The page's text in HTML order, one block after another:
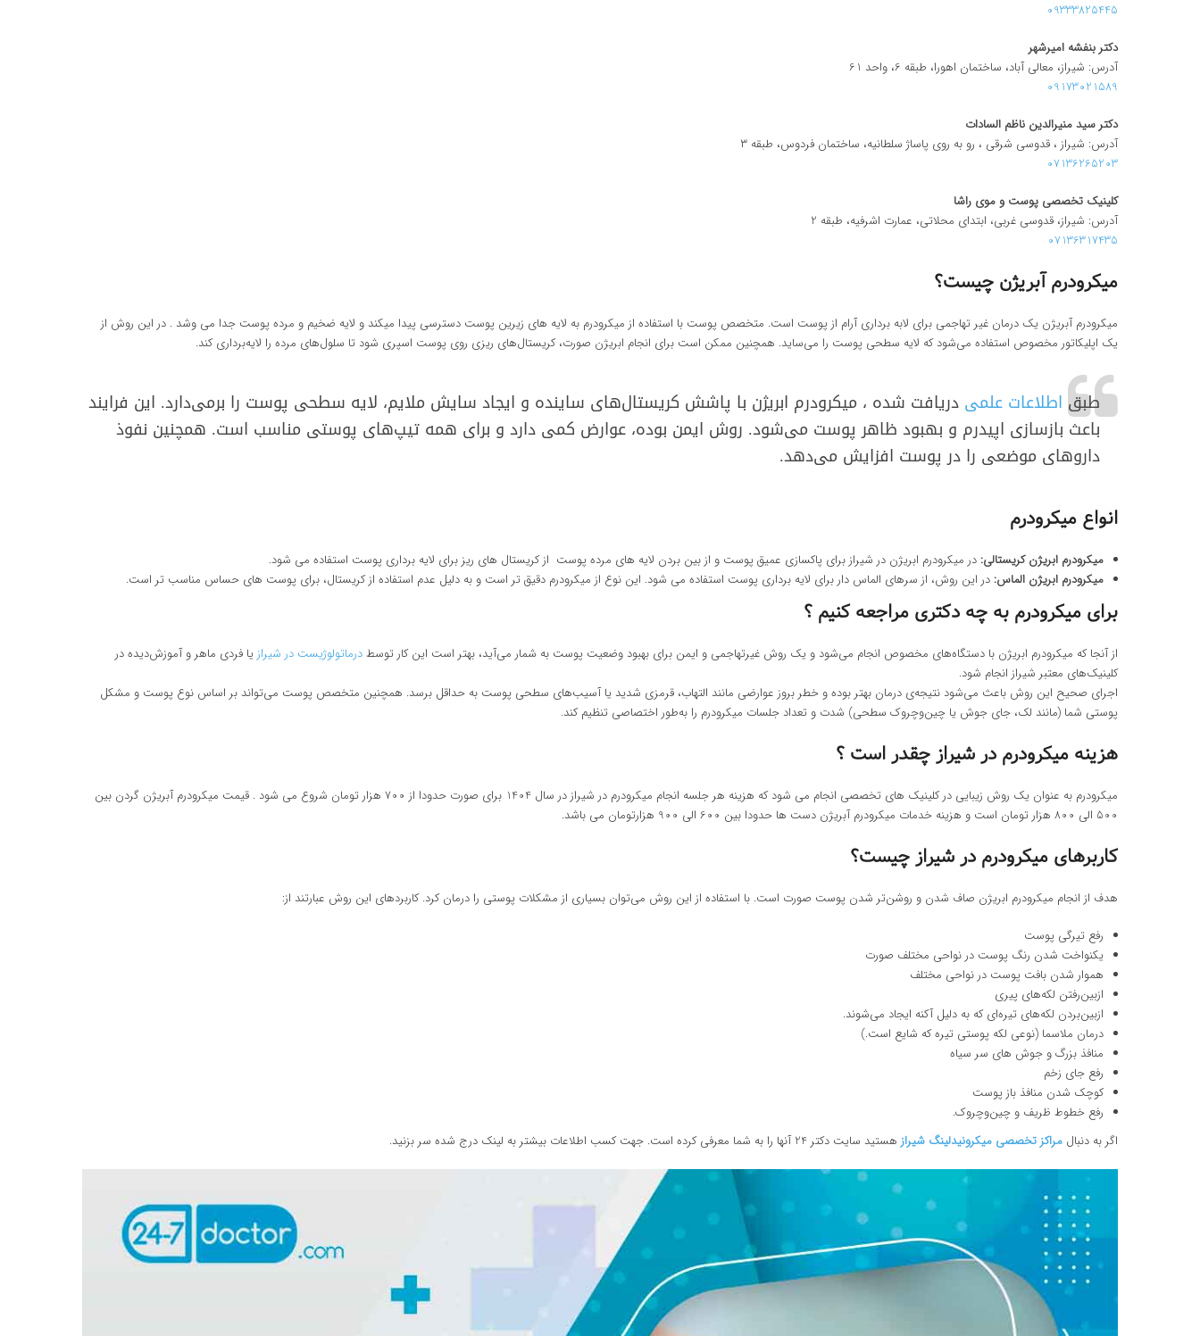
09333825445
دکتر بنفشه امیرشهر
آدرس: شیراز، معالی آباد، ساختمان اهورا، طبقه 6، واحد 61
09173021589
دکتر سید منیرالدین ناظم السادات
آدرس: شیراز ، قدوسی شرقی ، رو به روی پاساژ سلطانیه، ساختمان فردوس، طبقه ۳
07136265203
کلینیک تخصصی پوست و موی راشا
آدرس: شیراز، قدوسی غربی، ابتدای محلاتی، عمارت اشرفیه، طبقه 2
07136317435
میکرودرم آبریژن چیست؟
میکرودرم آبریژن یک درمان غیر تهاجمی برای لابه برداری آرام از پوست است. متخصص پوست با استفاده از میکرودرم به لایه های زیرین پوست دسترسی پیدا میکند و لایه ضخیم و مرده پوست جدا می وشد . در این روش از
یک اپلیکاتور مخصوص استفاده می‌شود که لایه سطحی پوست را می‌ساید. همچنین ممکن است برای انجام ابریژن صورت، کریستال‌های ریزی روی پوست اسپری شود تا سلول‌های مرده را لایه‌برداری کند.
طبق اطلاعات علمی دریافت شده ، میکرودرم ابریژن با پاشش کریستال‌های ساینده و ایجاد سایش ملایم، لایه سطحی پوست را برمی‌دارد. این فرایند
باعث بازسازی اپیدرم و بهبود ظاهر پوست می‌شود. روش ایمن بوده، عوارض کمی دارد و برای همه تیپ‌های پوستی مناسب است. همچنین نفوذ
داروهای موضعی را در پوست افزایش می‌دهد.
انواع میکرودرم
میکرودرم ابریژن کریستالی: در میکرودرم ابریژن در شیراز برای پاکسازی عمیق پوست و از بین بردن لایه‌ های مرده پوست از کریستال‌ های ریز برای لایه‌ برداری پوست استفاده می‌ شود.
میکرودرم ابریژن الماس: در این روش، از سرهای الماس‌ دار برای لایه‌ برداری پوست استفاده می‌ شود. این نوع از میکرودرم دقیق‌ تر است و به دلیل عدم استفاده از کریستال، برای پوست‌ های حساس مناسب‌ تر است.
برای میکرودرم به چه دکتری مراجعه کنیم ؟
از آنجا که میکرودرم ابریژن با دستگاه‌های مخصوص انجام می‌شود و یک روش غیرتهاجمی و ایمن برای بهبود وضعیت پوست به شمار می‌آید، بهتر است این کار توسطدرماتولوژیست در شیراز یا فردی ماهر و آموزش‌دیده در
کلینیک‌های معتبر شیراز انجام شود.
اجرای صحیح این روش باعث می‌شود نتیجه‌ی درمان بهتر بوده و خطر بروز عوارضی مانند التهاب، قرمزی شدید یا آسیب‌های سطحی پوست به حداقل برسد. همچنین متخصص پوست می‌تواند بر اساس نوع پوست و مشکل
پوستی شما (مانند لک، جای جوش یا چین‌وچروک سطحی) شدت و تعداد جلسات میکرودرم را به‌طور اختصاصی تنظیم کند.
هزینه میکرودرم در شیراز چقدر است ؟
میکرودرم به عنوان یک روش زیبایی در کلینیک های تخصصی انجام می شود که هزینه هر جلسه انجام میکرودرم در شیراز در سال 1404 برای صورت حدودا از 700 هزار تومان شروع می شود . قیمت میکرودرم آبریژن گردن بین
500 الی 800 هزار تومان است و هزینه خدمات میکرودرم آبریژن دست ها حدودا بین 600 الی 900 هزارتومان می باشد.
کاربرهای میکرودرم در شیراز چیست؟
هدف از انجام میکرودرم ابریژن صاف شدن و روشن‌تر شدن پوست صورت است. با استفاده از این روش می‌توان بسیاری از مشکلات پوستی را درمان کرد. کاربردهای این روش عبارتند از:
رفع تیرگی پوست
یکنواخت شدن رنگ پوست در نواحی مختلف صورت
هموار شدن بافت پوست در نواحی مختلف
ازبین‌رفتن لکه‌های پیری
ازبین‌بردن لکه‌های تیره‌ای که به دلیل آکنه ایجاد می‌شوند.
درمان ملاسما (نوعی لکه پوستی تیره که شایع است.)
منافذ بزرگ و جوش های سر سیاه
رفع جای زخم
کوچک شدن منافذ باز پوست
رفع خطوط ظریف و چین‌وچروک.
اگر به دنبال مراکز تخصصی میکرونیدلینگ شیراز هستید سایت دکتر 24 آنها را به شما معرفی کرده است. جهت کسب اطلاعات بیشتر به لینک درج شده سر بزنید.